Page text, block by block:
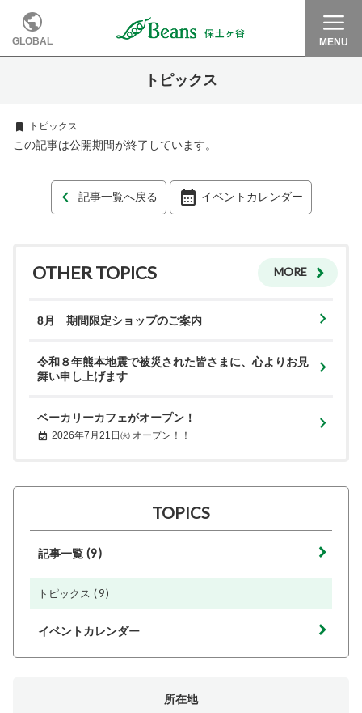
GLOBAL MENU
トピックス
トピックス
この記事は公開期間が終了しています。
記事一覧へ戻る イベントカレンダー
OTHER TOPICS MORE
8月 期間限定ショップのご案内
令和８年熊本地震で被災された皆さまに、心よりお見
舞い申し上げます
ベーカリーカフェがオープン！
2026年7月21日㈫ オープン！！
TOPICS
記事一覧 (9)
トピックス (9)
イベントカレンダー
所在地